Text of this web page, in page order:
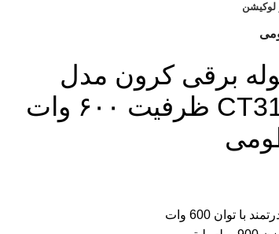
لوکیشن
برقی کرون مدل
CT31014 ظرفیت ۶۰۰ وات
با توان 600 وات